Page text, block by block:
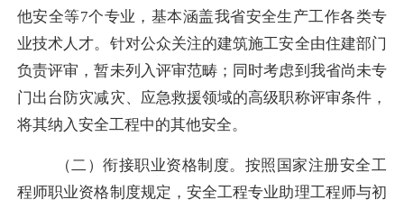
他安全等7个专业，基本涵盖我省安全生产工作各类专
业技术人才。针对公众关注的建筑施工安全由住建部门
负责评审，暂未列入评审范畴；同时考虑到我省尚未专
门出台防灾减灾、应急救援领域的高级职称评审条件，
将其纳入安全工程中的其他安全。
（二）衔接职业资格制度。按照国家注册安全工
程师职业资格制度规定，安全工程专业助理工程师与初